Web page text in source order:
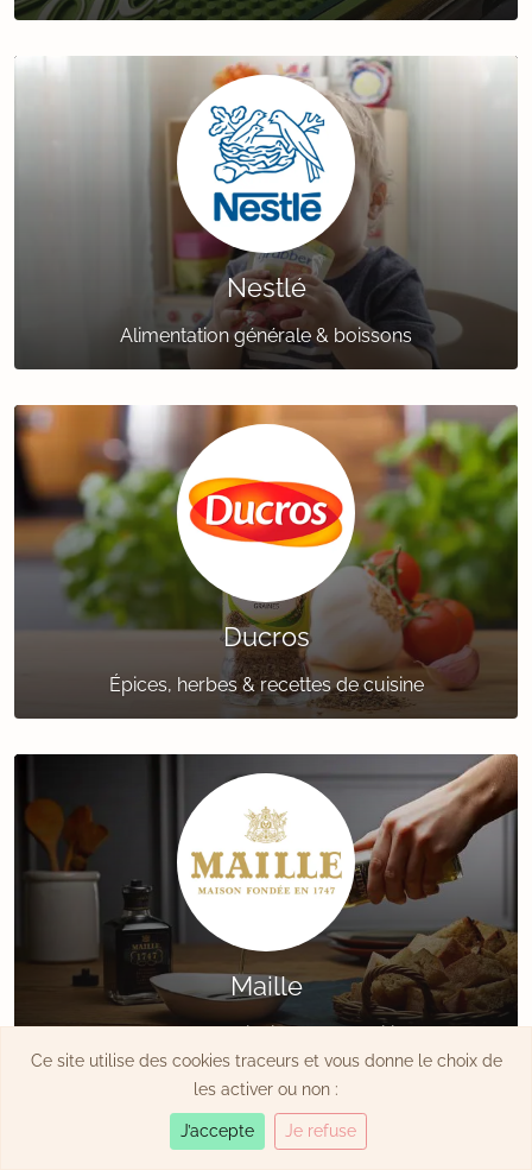
Nestlé
Alimentation générale & boissons
Ducros
Épices, herbes & recettes de cuisine
Maille
Moutardes & vinaigres de tradition
Ce site utilise des cookies traceurs et vous donne le choix de
les activer ou non :
J’accepte Je refuse